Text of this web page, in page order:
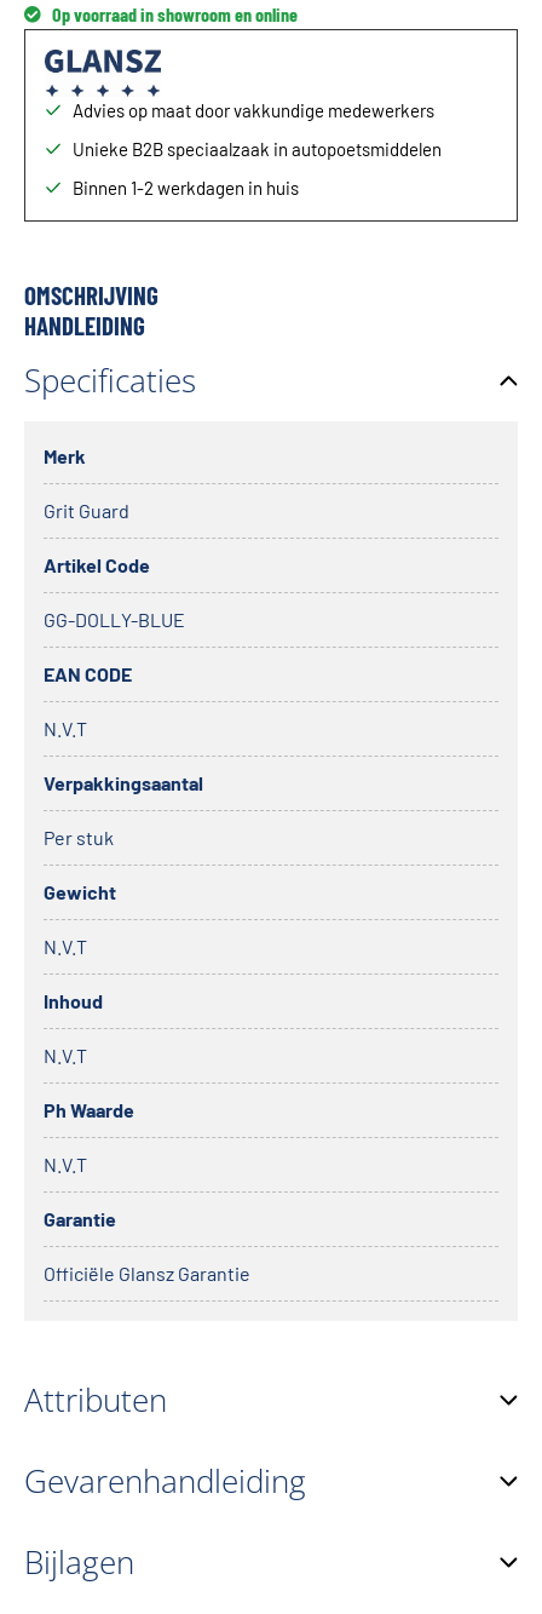
Op voorraad in showroom en online
Advies op maat door vakkundige medewerkers
Unieke B2B speciaalzaak in autopoetsmiddelen
Binnen 1-2 werkdagen in huis
OMSCHRIJVING
HANDLEIDING
Specificaties
Merk
Grit Guard
Artikel Code
GG-DOLLY-BLUE
EAN CODE
N.V.T
Verpakkingsaantal
Per stuk
Gewicht
N.V.T
Inhoud
N.V.T
Ph Waarde
N.V.T
Garantie
Officiële Glansz Garantie
Attributen
Gevarenhandleiding
Bijlagen